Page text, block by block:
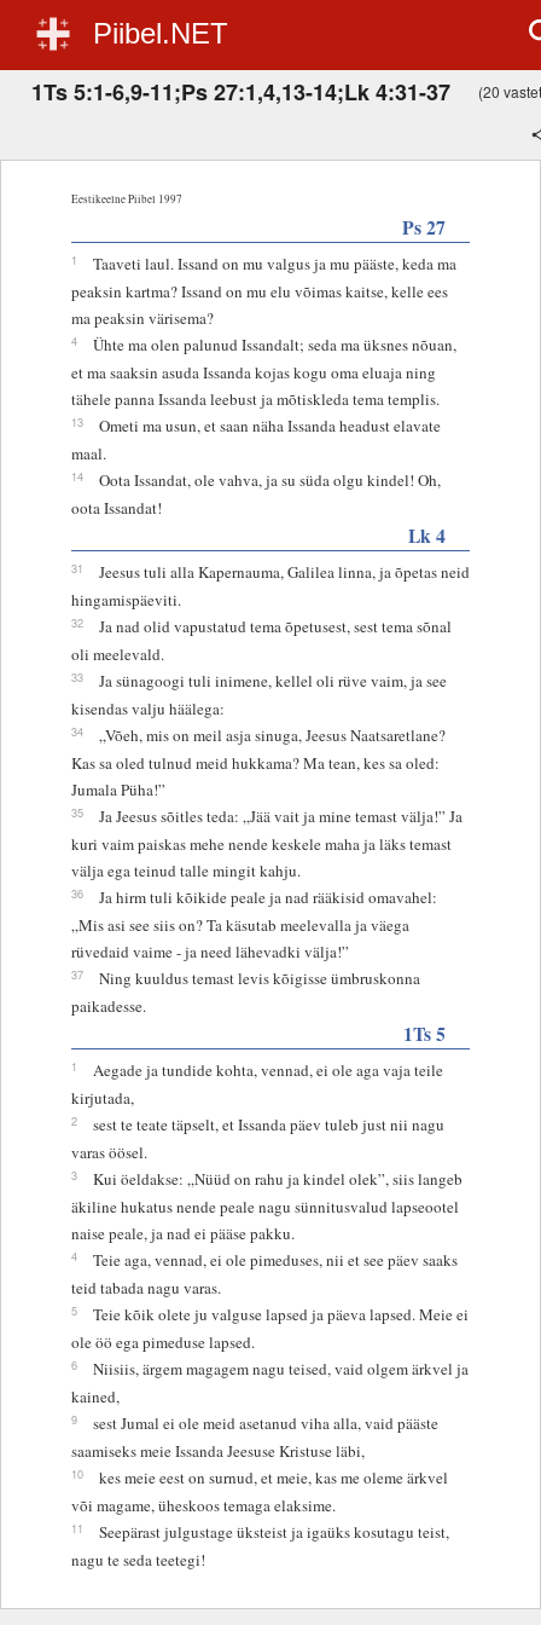
Piibel.NET
1Ts 5:1-6,9-11;Ps 27:1,4,13-14;Lk 4:31-37 (20
Eestikeelne Piibel 1997
Ps 27
1
Taaveti laul. Issand on mu valgus ja mu pääste, keda ma
peaksin kartma? Issand on mu elu võimas kaitse, kelle ees
ma peaksin värisema?
4
Ühte ma olen palunud Issandalt; seda ma üksnes nõuan,
et ma saaksin asuda Issanda kojas kogu oma eluaja ning
tähele panna Issanda leebust ja mõtiskleda tema templis.
13
Ometi ma usun, et saan näha Issanda headust elavate
maal.
14
Oota Issandat, ole vahva, ja su süda olgu kindel! Oh,
oota Issandat!
Lk 4
31
Jeesus tuli alla Kapernauma, Galilea linna, ja õpetas neid
hingamispäeviti.
32
Ja nad olid vapustatud tema õpetusest, sest tema sõnal
oli meelevald.
33
Ja sünagoogi tuli inimene, kellel oli rüve vaim, ja see
kisendas valju häälega:
34
„Võeh, mis on meil asja sinuga, Jeesus Naatsaretlane?
Kas sa oled tulnud meid hukkama? Ma tean, kes sa oled:
Jumala Püha!”
35
Ja Jeesus sõitles teda: „Jää vait ja mine temast välja!” Ja
kuri vaim paiskas mehe nende keskele maha ja läks temast
välja ega teinud talle mingit kahju.
36
Ja hirm tuli kõikide peale ja nad rääkisid omavahel:
„Mis asi see siis on? Ta käsutab meelevalla ja väega
rüvedaid vaime - ja need lähevadki välja!”
37
Ning kuuldus temast levis kõigisse ümbruskonna
paikadesse.
1Ts 5
1
Aegade ja tundide kohta, vennad, ei ole aga vaja teile
kirjutada,
2
sest te teate täpselt, et Issanda päev tuleb just nii nagu
varas öösel.
3
Kui öeldakse: „Nüüd on rahu ja kindel olek”, siis langeb
äkiline hukatus nende peale nagu sünnitusvalud lapseootel
naise peale, ja nad ei pääse pakku.
4
Teie aga, vennad, ei ole pimeduses, nii et see päev saaks
teid tabada nagu varas.
5
Teie kõik olete ju valguse lapsed ja päeva lapsed. Meie ei
ole öö ega pimeduse lapsed.
6
Niisiis, ärgem magagem nagu teised, vaid olgem ärkvel ja
kained,
9
sest Jumal ei ole meid asetanud viha alla, vaid pääste
saamiseks meie Issanda Jeesuse Kristuse läbi,
10
kes meie eest on surnud, et meie, kas me oleme ärkvel
või magame, üheskoos temaga elaksime.
11
Seepärast julgustage üksteist ja igaüks kosutagu teist,
nagu te seda teetegi!